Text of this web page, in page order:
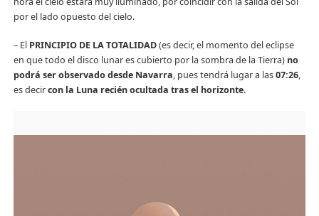
por el lado opuesto del cielo.
– El PRINCIPIO DE LA TOTALIDAD(es decir, el momento del eclipse
en que todo el disco lunar es cubierto por la sombra de la Tierra) no
podrá ser observado desde Navarra, pues tendrá lugar a las07:26,
es decircon la Luna recién ocultada tras el horizonte.